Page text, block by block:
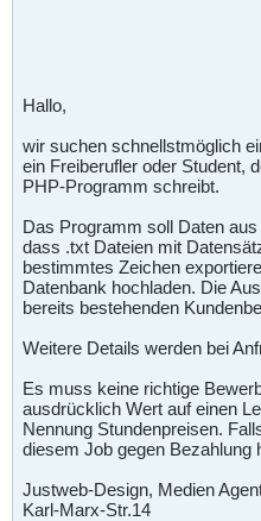
Hallo,
wir suchen schnellstmöglich
ein Freiberufler oder Student,
PHP-Programm schreibt.
Das Programm soll Daten
dass .txt Dateien mit
bestimmtes Zeichen
Datenbank hochladen. Die
bereits bestehenden
Weitere Details werden bei
Es muss keine richtige
ausdrücklich Wert auf einen
Nennung Stundenpreisen.
diesem Job gegen Bezahlung
Justweb-Design, Medien
Karl-Marx-Str.14